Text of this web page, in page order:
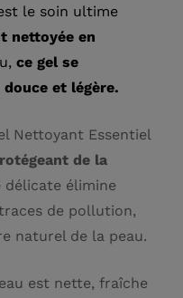
le soin ultime
nettoyée en
ce gel se
et légère.
Nettoyant Essentiel
de la
délicate élimine
de pollution,
naturel de la peau.
est nette, fraîche